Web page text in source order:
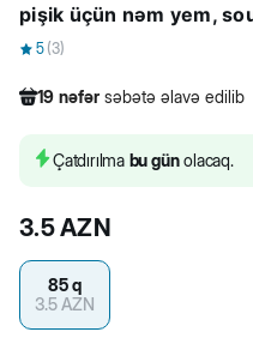
pişik üçün nəm yem,
5 (3)
19 nəfər səbətə əlavə edilib
155 nəfər məhsulu alıb
Çatdırılma bu günolacaq.
3.5AZN
85 q
3.5AZN